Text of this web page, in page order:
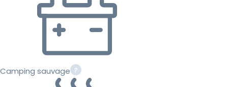
Camping sauvage